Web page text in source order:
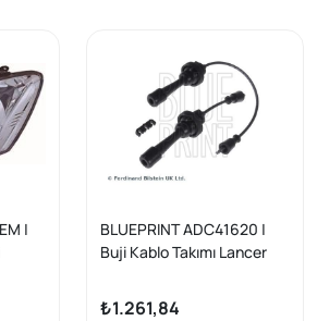
|
BLUEPRINT ADC41620 |
Buji Kablo Takımı Lancer
Adet
₺1.261,84